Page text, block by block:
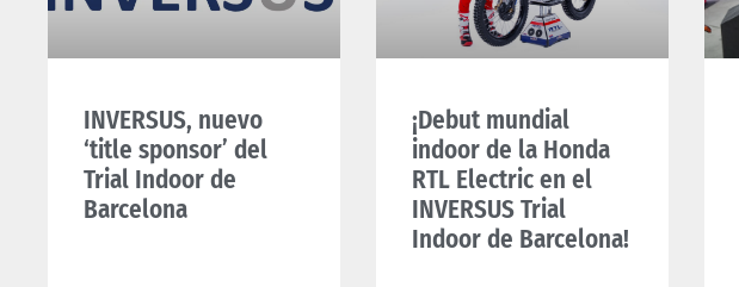
INVERSUS, nuevo
‘title sponsor’ del
Trial Indoor de
Barcelona
¡Debut mundial
indoor de la Honda
RTL Electric en el
INVERSUS Trial
Indoor de Barcelona!